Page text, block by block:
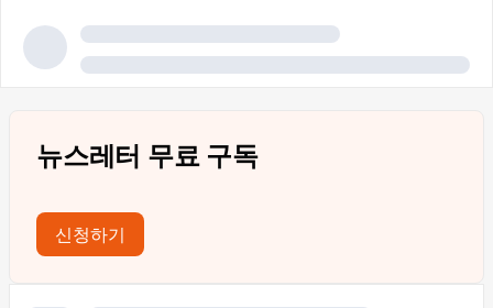
뉴스레터 무료 구독
신청하기